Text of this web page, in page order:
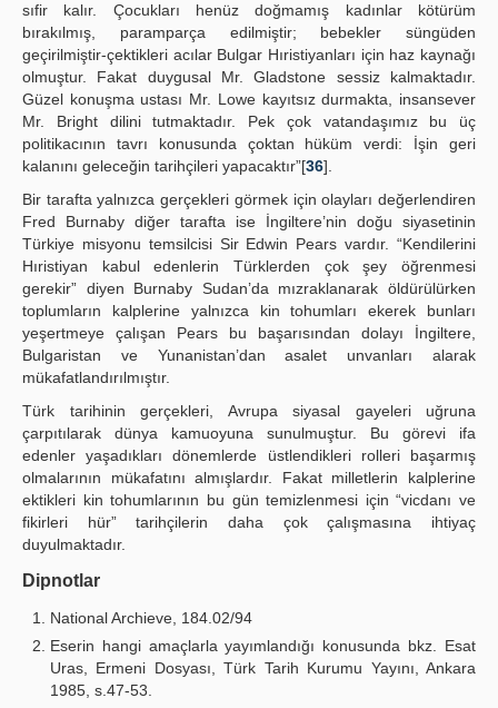
sıfir kalır. Çocukları henüz doğmamış kadınlar kötürüm
bırakılmış, paramparça edilmiştir; bebekler süngüden
geçirilmiştir-çektikleri acılar Bulgar Hıristiyanları için haz kaynağı
olmuştur. Fakat duygusal Mr. Gladstone sessiz kalmaktadır.
Güzel konuşma ustası Mr. Lowe kayıtsız durmakta, insansever
Mr. Bright dilini tutmaktadır. Pek çok vatandaşımız bu üç
politikacının tavrı konusunda çoktan hüküm verdi: İşin geri
kalanını geleceğin tarihçileri yapacaktır”[36].
Bir tarafta yalnızca gerçekleri görmek için olayları değerlendiren
Fred Burnaby diğer tarafta ise İngiltere’nin doğu siyasetinin
Türkiye misyonu temsilcisi Sir Edwin Pears vardır. “Kendilerini
Hıristiyan kabul edenlerin Türklerden çok şey öğrenmesi
gerekir” diyen Burnaby Sudan’da mızraklanarak öldürülürken
toplumların kalplerine yalnızca kin tohumları ekerek bunları
yeşertmeye çalışan Pears bu başarısından dolayı İngiltere,
Bulgaristan ve Yunanistan’dan asalet unvanları alarak
mükafatlandırılmıştır.
Türk tarihinin gerçekleri, Avrupa siyasal gayeleri uğruna
çarpıtılarak dünya kamuoyuna sunulmuştur. Bu görevi ifa
edenler yaşadıkları dönemlerde üstlendikleri rolleri başarmış
olmalarının mükafatını almışlardır. Fakat milletlerin kalplerine
ektikleri kin tohumlarının bu gün temizlenmesi için “vicdanı ve
fikirleri hür” tarihçilerin daha çok çalışmasına ihtiyaç
duyulmaktadır.
Dipnotlar
National Archieve, 184.02/94
Eserin hangi amaçlarla yayımlandığı konusunda bkz. Esat
Uras, Ermeni Dosyası, Türk Tarih Kurumu Yayını, Ankara
1985, s.47-53.